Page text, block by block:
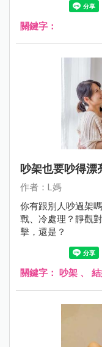
關鍵字：
吵架也要吵得漂
作者：L媽
你有跟別人吵過架
戰、冷處理？靜觀
擊，還是？
關鍵字： 吵架 、